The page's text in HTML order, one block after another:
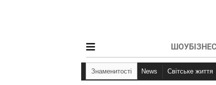
ШОУБІЗНЕС
Знаменитості News Світське життя